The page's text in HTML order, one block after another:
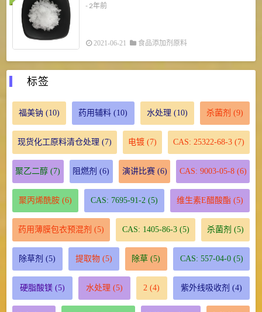
- 2年前
2021-06-21 食品添加剂原料
标签
福美钠 (10) 药用辅料 (10) 水处理 (10) 杀菌剂 (9)
现货化工原料清仓处理 (7) 电镀 (7) CAS: 25322-68-3 (7)
聚乙二醇 (7) 阻燃剂 (6) 演讲比赛(6) CAS: 9003-05-8(6)
聚丙烯酰胺(6) CAS: 7695-91-2 (5) 维生素E醋酸酯 (5)
药用薄膜包衣预混剂 (5) CAS: 1405-86-3(5) 杀菌剂 (5)
除草剂 (5) 提取物(5) 除草 (5) CAS: 557-04-0(5)
硬脂酸镁(5) 水处理 (5) 2 (4) 紫外线吸收剂 (4)